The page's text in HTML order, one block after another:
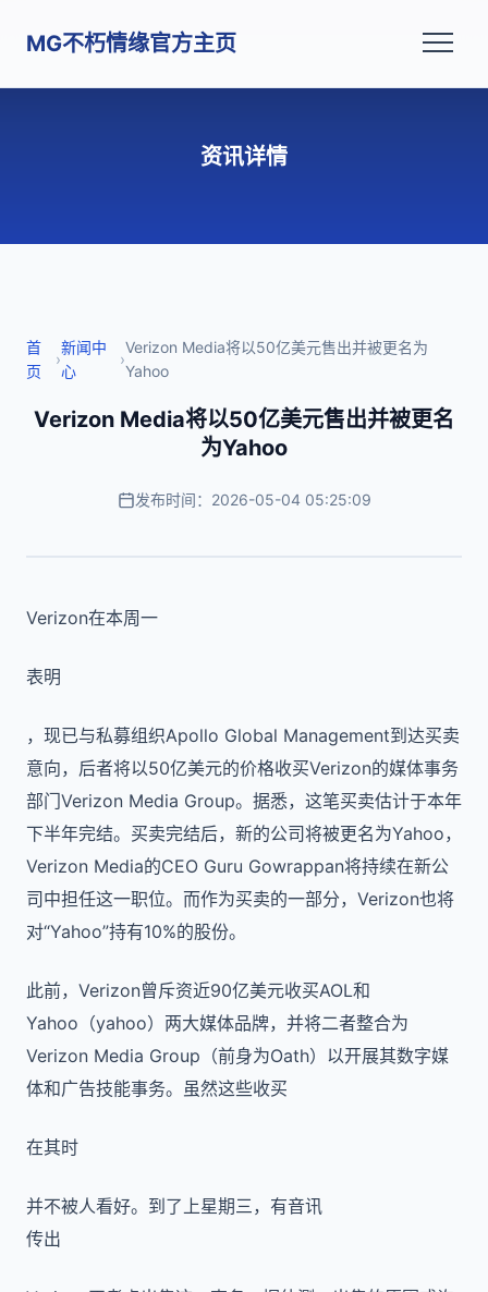
MG不朽情缘官方主页
资讯详情
首
页
›
新闻中
心
›
Verizon Media将以50亿美元售出并被更名为
Yahoo
Verizon Media将以50亿美元售出并被更名
为Yahoo
发布时间：2026-05-04 05:25:09
Verizon在本周一
表明
，现已与私募组织Apollo Global Management到达买卖
意向，后者将以50亿美元的价格收买Verizon的媒体事务
部门Verizon Media Group。据悉，这笔买卖估计于本年
下半年完结。买卖完结后，新的公司将被更名为Yahoo，
Verizon Media的CEO Guru Gowrappan将持续在新公
司中担任这一职位。而作为买卖的一部分，Verizon也将
对“Yahoo”持有10%的股份。
此前，Verizon曾斥资近90亿美元收买AOL和
Yahoo（yahoo）两大媒体品牌，并将二者整合为
Verizon Media Group（前身为Oath）以开展其数字媒
体和广告技能事务。虽然这些收买
在其时
并不被人看好。到了上星期三，有音讯
传出